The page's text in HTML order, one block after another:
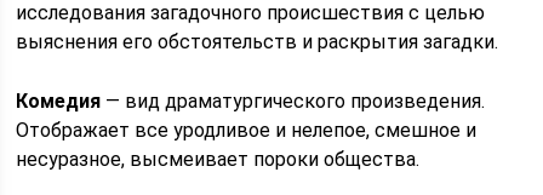
исследования загадочного происшествия с целью
выяснения его обстоятельств и раскрытия загадки.
Комедия — вид драматургического произведения.
Отображает все уродливое и нелепое, смешное и
несуразное, высмеивает пороки общества.